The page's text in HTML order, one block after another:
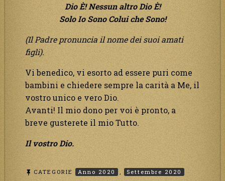
Dio È! Nessun altro Dio È!
Solo Io Sono Colui che Sono!
(Il Padre pronuncia il nome dei suoi amati
figli).
Vi benedico, vi esorto ad essere puri come
bambini e chiedere sempre la carità a Me, il
vostro unico e vero Dio.
Avanti! Il mio dono per voi è pronto, a
breve gusterete il mio Tutto.
Il vostro Dio.
CATEGORIE Anno 2020 , Settembre 2020